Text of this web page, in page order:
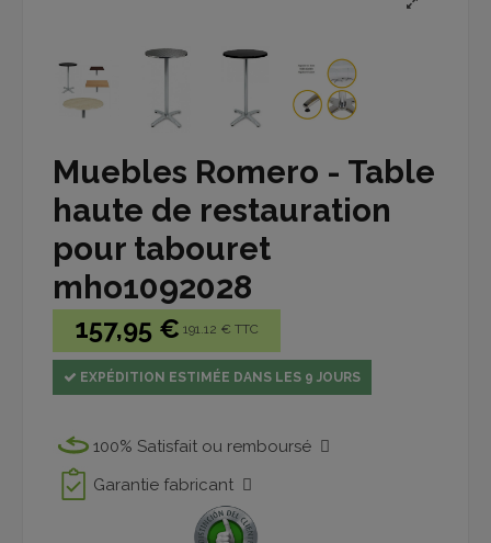
Muebles Romero - Table
haute de restauration
pour tabouret
mho1092028
157,95 € 191.12 € TTC
EXPÉDITION ESTIMÉE DANS LES 9 JOURS
100% Satisfait ou remboursé
Garantie fabricant